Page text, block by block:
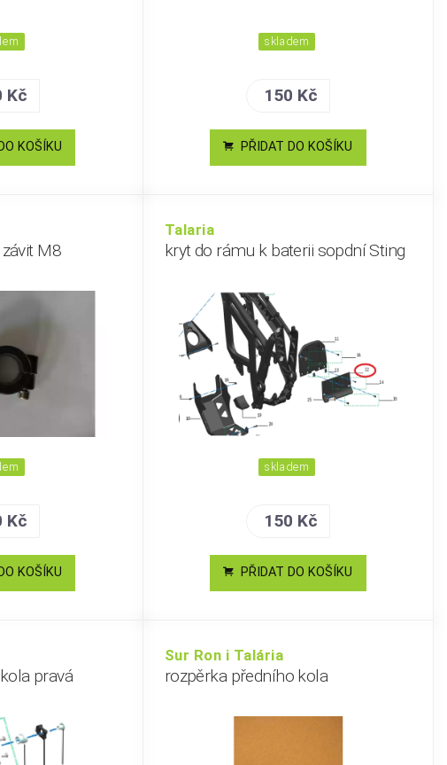
Kč
KOŠÍKU
skladem
150 Kč
PŘIDAT DO KOŠÍKU
M8
Kč
KOŠÍKU
Talaria
kryt do rámu k baterii sopdní Sting
skladem
150 Kč
PŘIDAT DO KOŠÍKU
pravá
Sur Ron i Talária
rozpěrka předního kola